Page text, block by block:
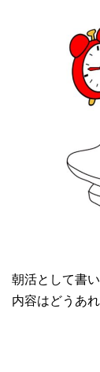
朝活として書
内容はどうあ